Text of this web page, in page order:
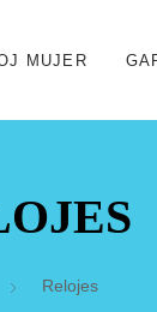
MUJER
Relojes